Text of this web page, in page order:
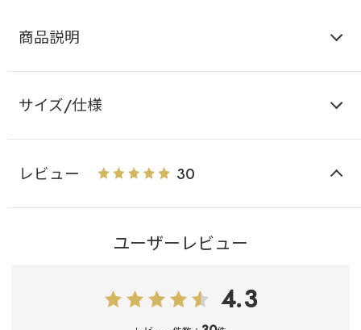
商品説明
サイズ/仕様
レビュー 30
ユーザーレビュー
4.3